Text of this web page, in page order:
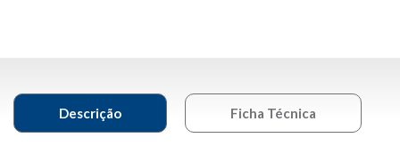
Descrição Ficha Técnica